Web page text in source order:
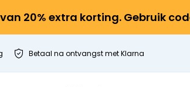
20% extra korting. Gebruik
Betaal na ontvangst met Klarna